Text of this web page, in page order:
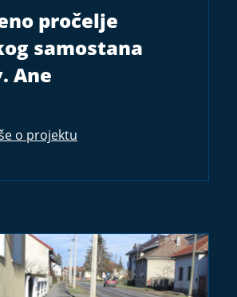
pročelje
samostana
Ane
o projektu